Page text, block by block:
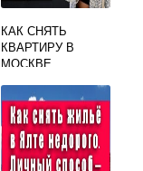
КАК СНЯТЬ
КВАРТИРУ В
МОСКВЕ
ПОСРЕДНИКОВ
ОТ ХОЗЯИНА
НЕДОРОГО
СОВЕТЫ